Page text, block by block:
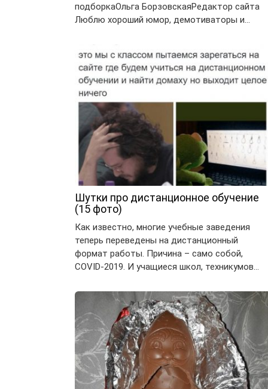
подборкаОльга БорзовскаяРедактор сайта
Люблю хороший юмор, демотиваторы и…
Шутки про дистанционное обучение
(15 фото)
Как известно, многие учебные заведения
теперь переведены на дистанционный
формат работы. Причина – само собой,
COVID-2019. И учащиеся школ, техникумов…